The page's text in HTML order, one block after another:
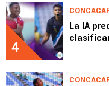
4
La IA